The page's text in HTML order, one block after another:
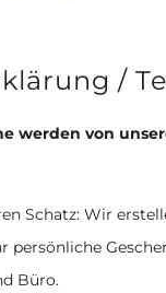
/
werden von
Schatz: Wir
persönliche
Büro.